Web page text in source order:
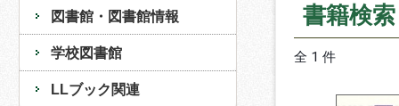
図書館・図書館情報
学校図書館
LLブック関連
書籍検
全 1 件